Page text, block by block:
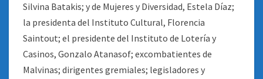
Silvina Batakis; y de Mujeres y Diversidad, Estela Díaz;
la presidenta del Instituto Cultural, Florencia
Saintout; el presidente del Instituto de Lotería y
Casinos, Gonzalo Atanasof; excombatientes de
Malvinas; dirigentes gremiales; legisladores y